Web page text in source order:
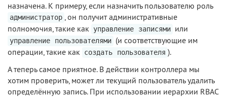
назначена. К примеру, если назначить пользователю роль
администратор , он получит административные
полномочия, такие как управление записями или
управление пользователями (и соответствующие им
операции, такие как создать пользователя ).
А теперь самое приятное. В действии контроллера мы
хотим проверить, может ли текущий пользователь удалить
определённую запись. При использовании иерархии RBAC